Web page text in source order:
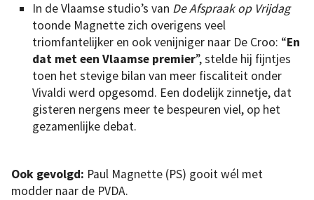
In de Vlaamse studio’s van De Afspraak op Vrijdag
toonde Magnette zich overigens veel
triomfantelijker en ook venijniger naar De Croo: “En
dat met een Vlaamse premier”, stelde hij fijntjes
toen het stevige bilan van meer fiscaliteit onder
Vivaldi werd opgesomd. Een dodelijk zinnetje, dat
gisteren nergens meer te bespeuren viel, op het
gezamenlijke debat.
Ook gevolgd: Paul Magnette (PS) gooit wél met
modder naar de PVDA.